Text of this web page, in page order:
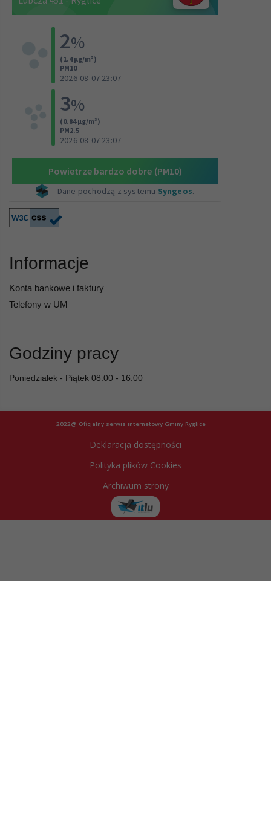
Informacje
Konta bankowe i faktury
Telefony w UM
Godziny pracy
Poniedziałek - Piątek 08:00 - 16:00
2022@ Oficjalny serwis internetowy Gminy Ryglice
Deklaracja dostępności
Polityka plików Cookies
Archiwum strony